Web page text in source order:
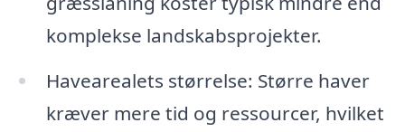
komplekse landskabsprojekter.
Havearealets størrelse: Større haver
kræver mere tid og ressourcer, hvilket